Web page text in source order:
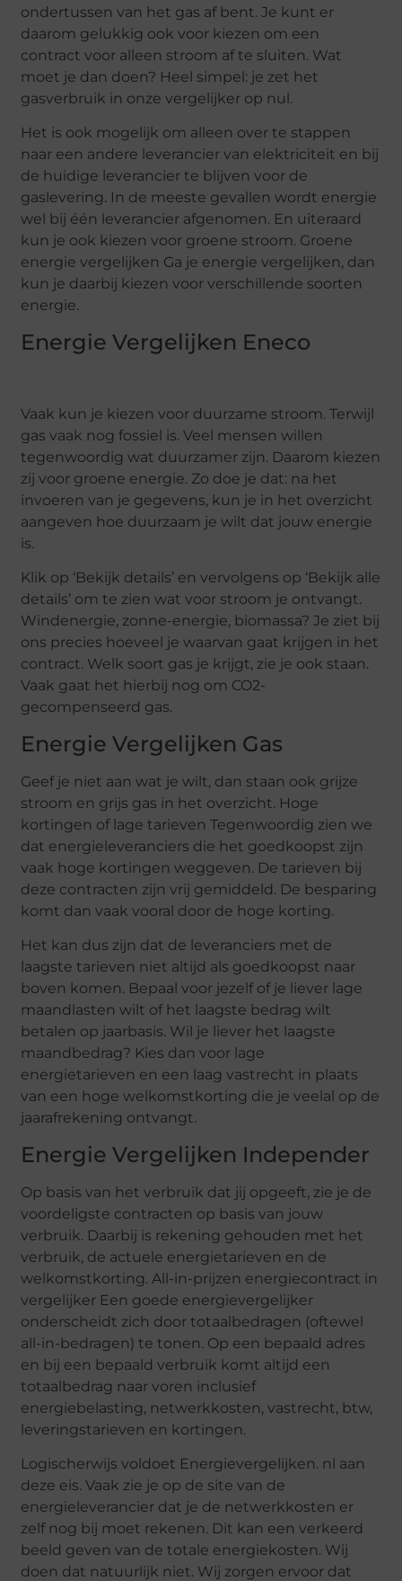
ondertussen van het gas af bent. Je kunt er
daarom gelukkig ook voor kiezen om een
contract voor alleen stroom af te sluiten. Wat
moet je dan doen? Heel simpel: je zet het
gasverbruik in onze vergelijker op nul.
Het is ook mogelijk om alleen over te stappen
naar een andere leverancier van elektriciteit en bij
de huidige leverancier te blijven voor de
gaslevering. In de meeste gevallen wordt energie
wel bij één leverancier afgenomen. En uiteraard
kun je ook kiezen voor groene stroom. Groene
energie vergelijken Ga je energie vergelijken, dan
kun je daarbij kiezen voor verschillende soorten
energie.
Energie Vergelijken Eneco
Vaak kun je kiezen voor duurzame stroom. Terwijl
gas vaak nog fossiel is. Veel mensen willen
tegenwoordig wat duurzamer zijn. Daarom kiezen
zij voor groene energie. Zo doe je dat: na het
invoeren van je gegevens, kun je in het overzicht
aangeven hoe duurzaam je wilt dat jouw energie
is.
Klik op ‘Bekijk details’ en vervolgens op ‘Bekijk alle
details’ om te zien wat voor stroom je ontvangt.
Windenergie, zonne-energie, biomassa? Je ziet bij
ons precies hoeveel je waarvan gaat krijgen in het
contract. Welk soort gas je krijgt, zie je ook staan.
Vaak gaat het hierbij nog om CO2-
gecompenseerd gas.
Energie Vergelijken Gas
Geef je niet aan wat je wilt, dan staan ook grijze
stroom en grijs gas in het overzicht. Hoge
kortingen of lage tarieven Tegenwoordig zien we
dat energieleveranciers die het goedkoopst zijn
vaak hoge kortingen weggeven. De tarieven bij
deze contracten zijn vrij gemiddeld. De besparing
komt dan vaak vooral door de hoge korting.
Het kan dus zijn dat de leveranciers met de
laagste tarieven niet altijd als goedkoopst naar
boven komen. Bepaal voor jezelf of je liever lage
maandlasten wilt of het laagste bedrag wilt
betalen op jaarbasis. Wil je liever het laagste
maandbedrag? Kies dan voor lage
energietarieven en een laag vastrecht in plaats
van een hoge welkomstkorting die je veelal op de
jaarafrekening ontvangt.
Energie Vergelijken Independer
Op basis van het verbruik dat jij opgeeft, zie je de
voordeligste contracten op basis van jouw
verbruik. Daarbij is rekening gehouden met het
verbruik, de actuele energietarieven en de
welkomstkorting. All-in-prijzen energiecontract in
vergelijker Een goede energievergelijker
onderscheidt zich door totaalbedragen (oftewel
all-in-bedragen) te tonen. Op een bepaald adres
en bij een bepaald verbruik komt altijd een
totaalbedrag naar voren inclusief
energiebelasting, netwerkkosten, vastrecht, btw,
leveringstarieven en kortingen.
Logischerwijs voldoet Energievergelijken. nl aan
deze eis. Vaak zie je op de site van de
energieleverancier dat je de netwerkkosten er
zelf nog bij moet rekenen. Dit kan een verkeerd
beeld geven van de totale energiekosten. Wij
doen dat natuurlijk niet. Wij zorgen ervoor dat